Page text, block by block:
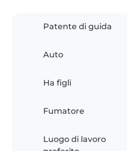
Patente di guida
Auto
Ha figli
Fumatore
Luogo di lavoro